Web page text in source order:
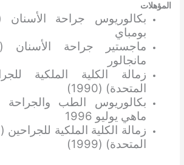
المؤهلات
بومباي
مانجالور
زمالة الكلية الملكية
المتحدة) (1990)
ماهي يوليو 1996
زمالة الكلية الملكية للجراحين
المتحدة) (1999)